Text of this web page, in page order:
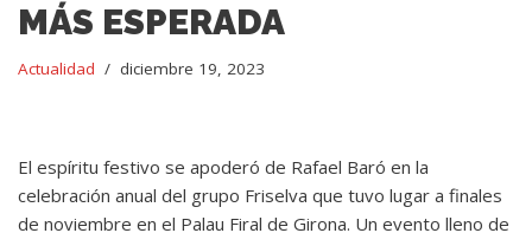
MÁS ESPERADA
Actualidad diciembre 19, 2023
El espíritu festivo se apoderó de Rafael Baró en la
celebración anual del grupo Friselva que tuvo lugar a finales
de noviembre en el Palau Firal de Girona. Un evento lleno de